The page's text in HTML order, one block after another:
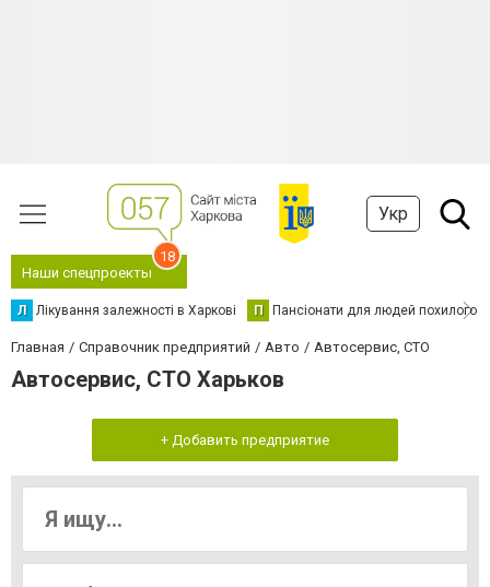
Укр
Наши спецпроекты
18
Л Лікування залежності в Харкові П Пансіонати для людей похилого
Главная Справочник предприятий Авто Автосервис, СТО
Автосервис, СТО Харьков
+ Добавить предприятие